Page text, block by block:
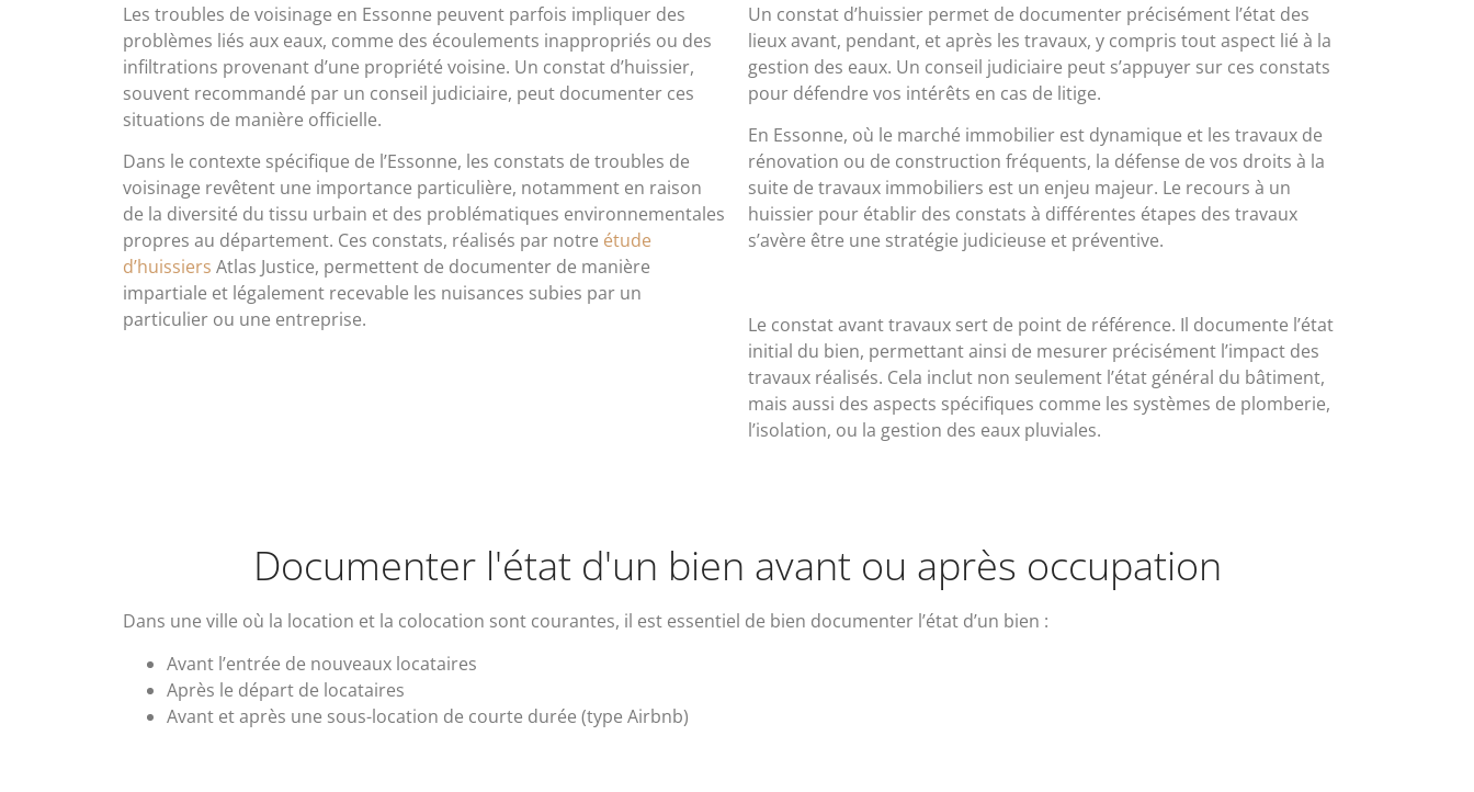
Les troubles de voisinage en Essonne peuvent parfois impliquer des
problèmes liés aux eaux, comme des écoulements inappropriés ou des
infiltrations provenant d’une propriété voisine. Un constat d’huissier,
souvent recommandé par un conseil judiciaire, peut documenter ces
situations de manière officielle.
Dans le contexte spécifique de l’Essonne, les constats de troubles de
voisinage revêtent une importance particulière, notamment en raison
de la diversité du tissu urbain et des problématiques environnementales
propres au département. Ces constats, réalisés par notre étude
d’huissiers Atlas Justice, permettent de documenter de manière
impartiale et légalement recevable les nuisances subies par un
particulier ou une entreprise.
Un constat d’huissier permet de documenter précisément l’état des
lieux avant, pendant, et après les travaux, y compris tout aspect lié à la
gestion des eaux. Un conseil judiciaire peut s’appuyer sur ces constats
pour défendre vos intérêts en cas de litige.
En Essonne, où le marché immobilier est dynamique et les travaux de
rénovation ou de construction fréquents, la défense de vos droits à la
suite de travaux immobiliers est un enjeu majeur. Le recours à un
huissier pour établir des constats à différentes étapes des travaux
s’avère être une stratégie judicieuse et préventive.
Le constat avant travaux sert de point de référence. Il documente l’état
initial du bien, permettant ainsi de mesurer précisément l’impact des
travaux réalisés. Cela inclut non seulement l’état général du bâtiment,
mais aussi des aspects spécifiques comme les systèmes de plomberie,
l’isolation, ou la gestion des eaux pluviales.
Documenter l'état d'un bien avant ou après occupation
Dans une ville où la location et la colocation sont courantes, il est essentiel de bien documenter l’état d’un bien :
Avant l’entrée de nouveaux locataires
Après le départ de locataires
Avant et après une sous-location de courte durée (type Airbnb)